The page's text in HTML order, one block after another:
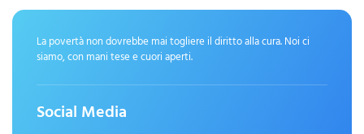
La povertà non dovrebbe mai togliere il diritto alla cura. Noi ci
siamo, con mani tese e cuori aperti.
Social Media